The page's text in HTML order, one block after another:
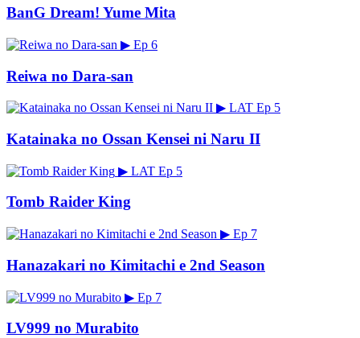
BanG Dream! Yume Mita
▶ Ep 6
Reiwa no Dara-san
▶ LAT Ep 5
Katainaka no Ossan Kensei ni Naru II
▶ LAT Ep 5
Tomb Raider King
▶ Ep 7
Hanazakari no Kimitachi e 2nd Season
▶ Ep 7
LV999 no Murabito